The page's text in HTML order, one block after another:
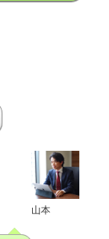
山本